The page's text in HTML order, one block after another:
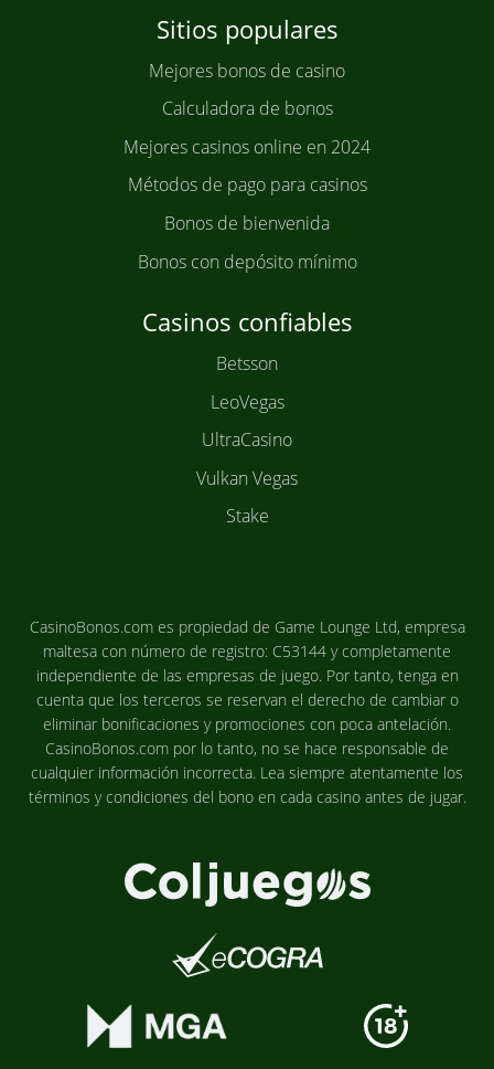
Sitios populares
Mejores bonos de casino
Calculadora de bonos
Mejores casinos online en 2024
Métodos de pago para casinos
Bonos de bienvenida
Bonos con depósito mínimo
Casinos confiables
Betsson
LeoVegas
UltraCasino
Vulkan Vegas
Stake
CasinoBonos.com es propiedad de Game Lounge Ltd, empresa
maltesa con número de registro: C53144 y completamente
independiente de las empresas de juego. Por tanto, tenga en
cuenta que los terceros se reservan el derecho de cambiar o
eliminar bonificaciones y promociones con poca antelación.
CasinoBonos.com por lo tanto, no se hace responsable de
cualquier información incorrecta. Lea siempre atentamente los
términos y condiciones del bono en cada casino antes de jugar.